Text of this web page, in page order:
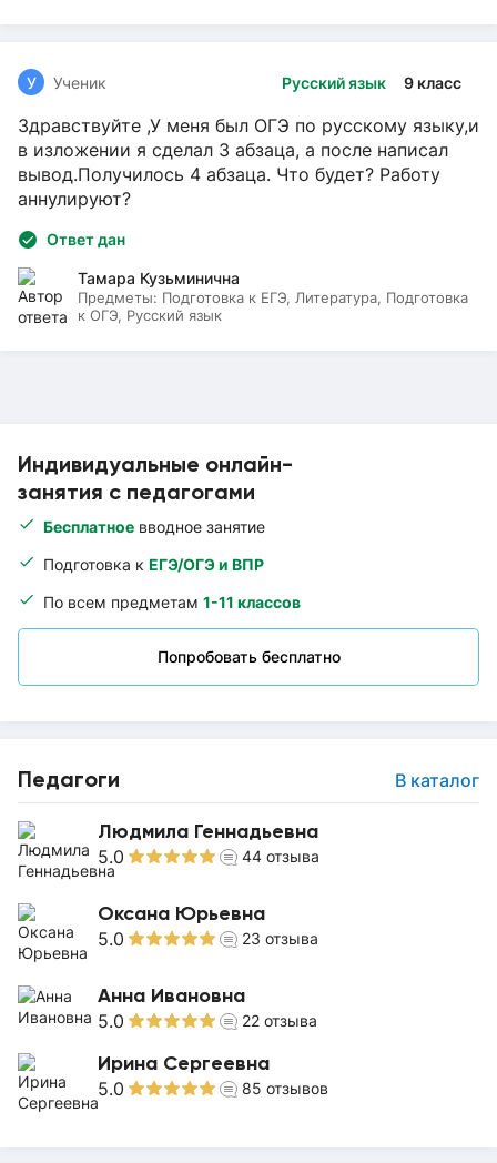
Индивидуальные онлайн-
занятия с педагогами
Бесплатное вводное занятие
Подготовка к ЕГЭ/ОГЭ и ВПР
По всем предметам 1-11 классов
Попробовать бесплатно
Педагоги В каталог
Людмила Геннадьевна
5.0 44 отзыва
Оксана Юрьевна
5.0 23 отзыва
Анна Ивановна
5.0 22 отзыва
Ирина Сергеевна
5.0 85 отзывов
Русский язык 9 класс
У Ученик
Здравствуйте ,У меня был ОГЭ по русскому языку,и
в изложении я сделал 3 абзаца, а после написал
вывод.Получилось 4 абзаца. Что будет? Работу
аннулируют?
Ответ дан
Тамара Кузьминична
Предметы: Подготовка к ЕГЭ, Литература, Подготовка
к ОГЭ, Русский язык